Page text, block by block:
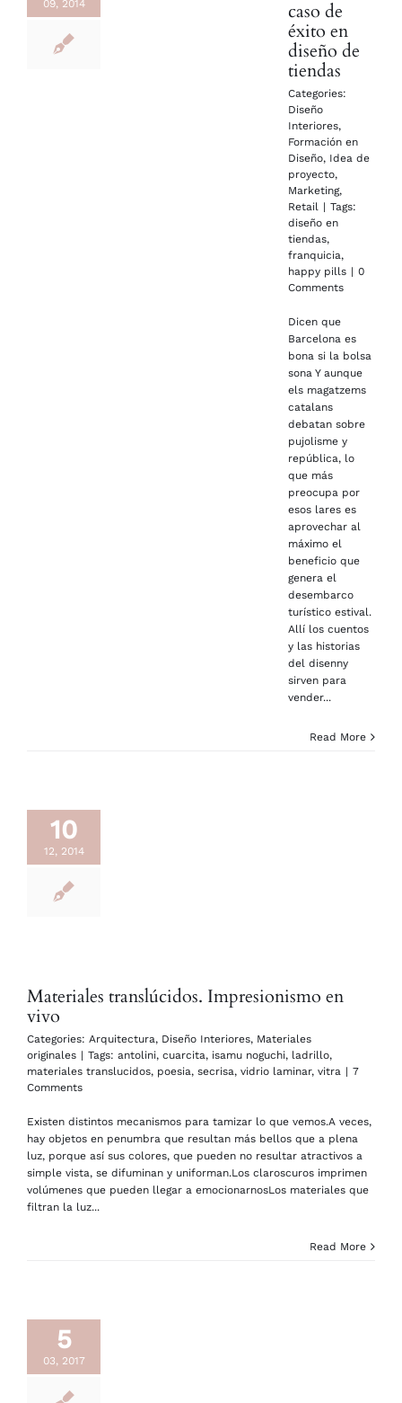
09, 2014
caso de
éxito en
diseño de
tiendas
Categories:
Diseño
Interiores,
Formación en
Diseño, Idea de
proyecto,
Marketing,
Retail | Tags:
diseño en
tiendas,
franquicia,
happy pills | 0
Comments
Dicen que
Barcelona es
bona si la bolsa
sona Y aunque
els magatzems
catalans
debatan sobre
pujolisme y
república, lo
que más
preocupa por
esos lares es
aprovechar al
máximo el
beneficio que
genera el
desembarco
turístico estival.
Allí los cuentos
y las historias
del disenny
sirven para
vender...
Read More
10
12, 2014
Materiales translúcidos. Impresionismo en
vivo
Categories: Arquitectura, Diseño Interiores, Materiales
originales | Tags: antolini, cuarcita, isamu noguchi, ladrillo,
materiales translucidos, poesia, secrisa, vidrio laminar, vitra | 7
Comments
Existen distintos mecanismos para tamizar lo que vemos.A veces,
hay objetos en penumbra que resultan más bellos que a plena
luz, porque así sus colores, que pueden no resultar atractivos a
simple vista, se difuminan y uniforman.Los claroscuros imprimen
volúmenes que pueden llegar a emocionarnosLos materiales que
filtran la luz...
Read More
5
03, 2017